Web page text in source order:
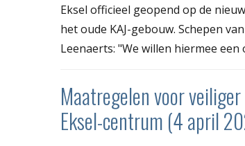
Eksel officieel geopend op de
het oude KAJ-gebouw. Schepen
Leenaerts: "We willen hiermee een
Maatregelen voor
Eksel-centrum (4 april